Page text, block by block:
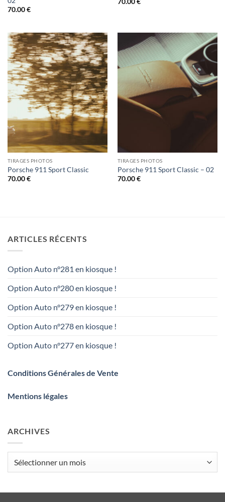
70.00€
TIRAGES PHOTOS
Porsche 911 Sport Classic
70.00€
TIRAGES PHOTOS
Porsche 911 Sport Classic – 02
70.00€
ARTICLES RÉCENTS
Option Auto n°281 en kiosque !
Option Auto n°280 en kiosque !
Option Auto n°279 en kiosque !
Option Auto n°278 en kiosque !
Option Auto n°277 en kiosque !
Conditions Générales de Vente
Mentions légales
ARCHIVES